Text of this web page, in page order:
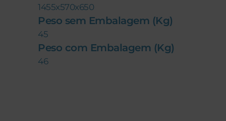
1455x570x650
Peso sem Embalagem (Kg)
45
Peso com Embalagem (Kg)
46